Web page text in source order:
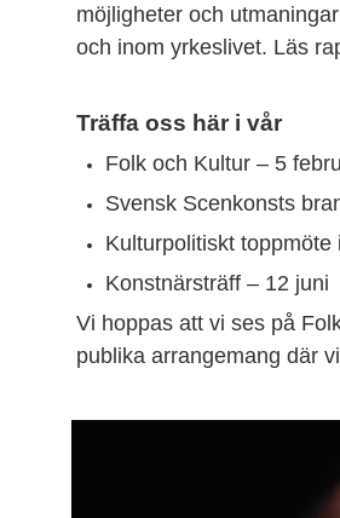
möjligheter och
och inom yrkeslivet. Läs
Träffa oss här i vår
Folk och Kultur – 5
Svensk Scenkonsts
Kulturpolitiskt
Konstnärsträff – 12 juni
Vi hoppas att vi ses på
publika arrangemang där